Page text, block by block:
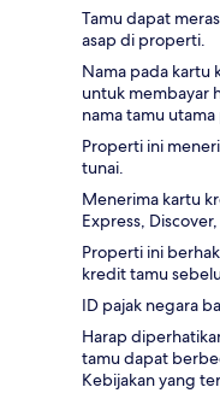
Tamu dapat
asap di properti.
Nama pada kartu
untuk membayar
nama tamu
Properti ini
tunai.
Menerima kartu
Express,
Properti ini
kredit tamu
ID pajak negara
Harap
tamu dapat
Kebijakan yang